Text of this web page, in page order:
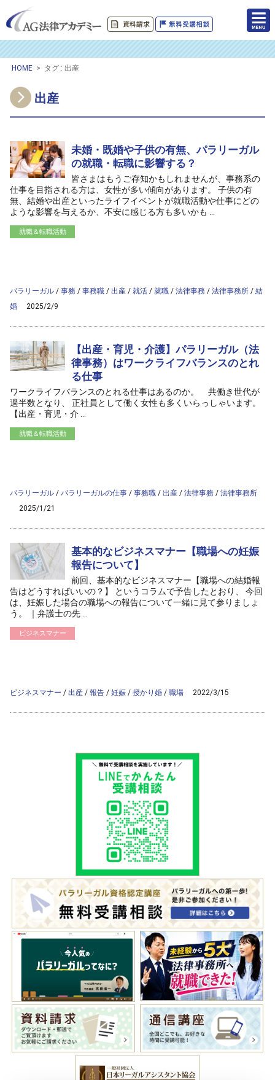
HOME > タグ : 出産
出産
未婚・既婚や子供の有無、パラリーガル
の就職・転職に影響する？
皆さまはもうご存知かもしれませんが、事務系の
仕事を目指される方は、女性が多い傾向があります。 子供の有
無、結婚や出産といったライフイベントが就職活動や仕事にどの
ような影響を与えるか、不安に感じる方も多いかも ...
就職＆転職活動
パラリーガル / 事務 / 事務職 / 出産 / 就活 / 就職 / 法律事務 / 法律事務所 / 結
婚
2025/2/9
【出産・育児・介護】パラリーガル（法
律事務）はワークライフバランスのとれ
る仕事
ワークライフバランスのとれる仕事はあるのか。 共働き世代が
過半数となり、 正社員として働く女性も多くいらっしゃいます。
【出産・育児・介 ...
就職＆転職活動
パラリーガル / パラリーガルの仕事 / 事務職 / 出産 / 法律事務 / 法律事務所
2025/1/21
基本的なビジネスマナー【職場への妊娠
報告について】
前回、基本的なビジネスマナー【職場への結婚報
告はどうすればいいの？】 というコラムで予告したとおり、 今回
は、妊娠した場合の職場への報告について一緒に見て参りましょ
う。 ｜弁護士の先 ...
ビジネスマナー
ビジネスマナー / 出産 / 報告 / 妊娠 / 授かり婚 / 職場 2022/3/15